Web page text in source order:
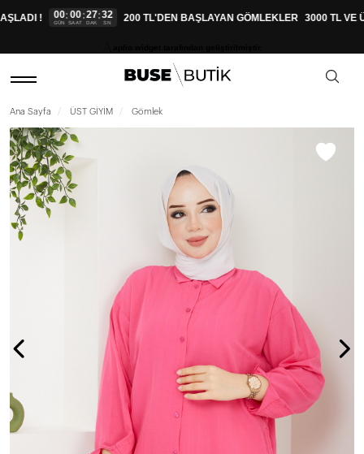
! 00
GÜN
:00
SAAT
:27
DAK
:31
SN 200 TL'DEN BAŞLAYAN GÖMLEKLER 3000 TL VE
Ana Sayfa ÜST GİYİM Gömlek